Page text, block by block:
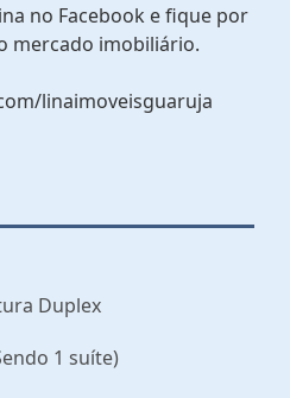
no Facebook e fique por
mercado imobiliário.
linaimoveisguaruja
Duplex
1 suíte)